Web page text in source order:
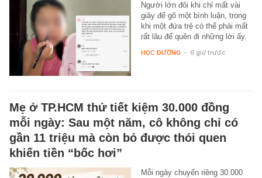
Người lớn đôi khi chỉ mất vài
giây để gõ một bình luận, trong
khi một đứa trẻ có thể phải mất
rất lâu để quên đi những lời ấy.
HỌC ĐƯỜNG - 6 giờ trước
Mẹ ở TP.HCM thử tiết kiệm 30.000 đồng
mỗi ngày: Sau một năm, cô không chỉ có
gần 11 triệu mà còn bỏ được thói quen
khiến tiền “bốc hơi”
Mỗi ngày chuyển riêng 30.000